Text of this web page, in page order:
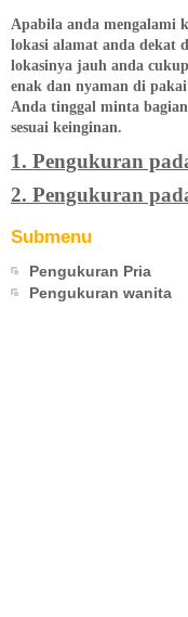
Apabila anda mengalami
lokasi alamat anda dekat
lokasinya jauh anda
enak dan nyaman di
Anda tinggal minta
sesuai keinginan.
1. Pengukuran
2. Pengukuran
Submenu
Pengukuran Pria
Pengukuran wanita